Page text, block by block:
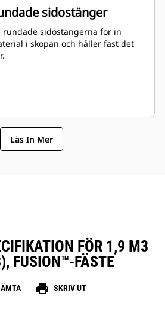
sidostänger
rundade sidostängerna för in
i skopan och håller fast det
Läs In Mer
FÖR 1,9 M3
FUSION™-FÄSTE
print SKRIV UT